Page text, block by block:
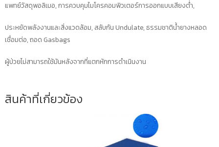
ถ่าย
บน
ชิ้น
แพทย์วัสดุพอลิเมอ, การควบคุมไมโครคอมพิวเตอร์การออกแบบเสียงต่ำ,
ประหยัดพลังงานและสิ่งแวดล้อม, สลับกัน Undulate, ธรรมชาติน้ำยางหลอด
เชื่อมต่อ, ถอด Gasbags
ผู้ป่วยไม่สามารถใช้มันหลังจากที่แตกหักการดำเนินงาน
สินค้าที่เกี่ยวข้อง